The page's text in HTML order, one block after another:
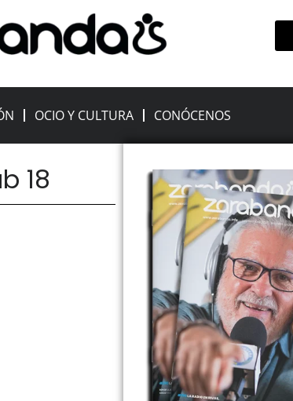
OCIO Y CULTURA CONÓCENOS
18